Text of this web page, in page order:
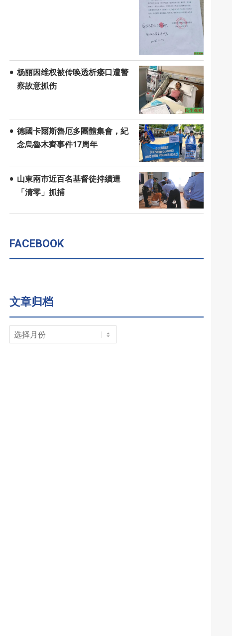
杨丽因维权被传唤透析瘘口遭警
察故意抓伤
德國卡爾斯魯厄多團體集會，紀
念烏魯木齊事件17周年
山東兩市近百名基督徒持續遭
「清零」抓捕
FACEBOOK
文章归档
文
章